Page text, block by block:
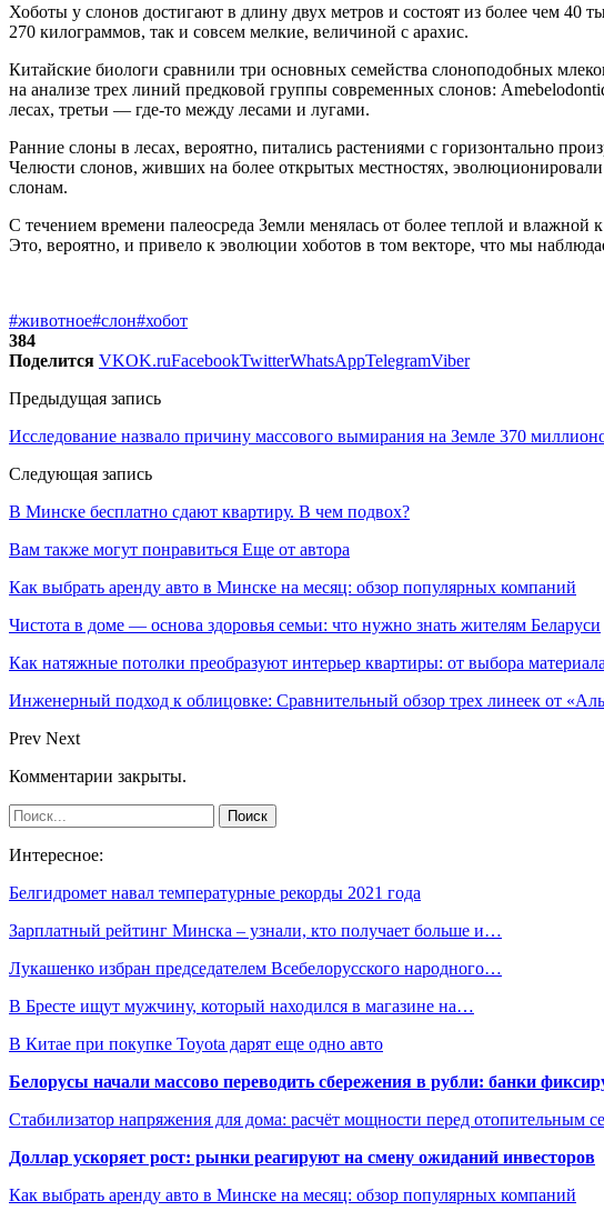
Хоботы у слонов достигают в длину двух метров и состоят из более чем
270 килограммов, так и совсем мелкие, величиной с арахис.
Китайские биологи сравнили три основных семейства слоноподобных
на анализе трех линий предковой группы современных слонов:
лесах, третьи — где-то между лесами и лугами.
Ранние слоны в лесах, вероятно, питались растениями с горизонтально
Челюсти слонов, живших на более открытых местностях,
слонам.
С течением времени палеосреда Земли менялась от более теплой и влажной
Это, вероятно, и привело к эволюции хоботов в том векторе, что мы
#животное#слон#хобот
384
Поделится VKOK.ruFacebookTwitterWhatsAppTelegramViber
Предыдущая запись
Исследование назвало причину массового вымирания на Земле 370
Следующая запись
В Минске бесплатно сдают квартиру. В чем подвох?
Вам также могут понравиться Еще от автора
Как выбрать аренду авто в Минске на месяц: обзор популярных компаний
Чистота в доме — основа здоровья семьи: что нужно знать жителям Беларуси
Как натяжные потолки преобразуют интерьер квартиры: от выбора
Инженерный подход к облицовке: Сравнительный обзор трех линеек от
Prev Next
Комментарии закрыты.
Интересное:
Белгидромет навал температурные рекорды 2021 года
Зарплатный рейтинг Минска – узнали, кто получает больше и…
Лукашенко избран председателем Всебелорусского народного…
В Бресте ищут мужчину, который находился в магазине на…
В Китае при покупке Toyota дарят еще одно авто
Белорусы начали массово переводить сбережения в рубли: банки
Стабилизатор напряжения для дома: расчёт мощности перед отопительным
Доллар ускоряет рост: рынки реагируют на смену ожиданий инвесторов
Как выбрать аренду авто в Минске на месяц: обзор популярных компаний